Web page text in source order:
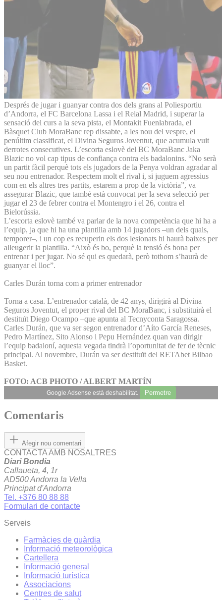
Després de jugar i guanyar contra dos dels grans al Poliesportiu
d’Andorra, el FC Barcelona Lassa i el Reial Madrid, i superar la
sensació del curs a la seva pista, el Montakit Fuenlabrada, el
Bàsquet Club MoraBanc rep dissabte, a les nou del vespre, el
penúltim classificat, el Divina Seguros Joventut, que acumula vuit
derrotes consecutives. L’escorta eslovè del BC MoraBanc Jaka
Blazic no vol cap tipus de confiança contra els badalonins. “No serà
un partit fàcil perquè tots els jugadors de la Penya voldran agradar al
seu nou entrenador. Respectem molt el rival i, si juguem agressius
com en els altres tres partits, estarem a prop de la victòria”, va
assegurar Blazic, que també està convocat per la seva selecció per
jugar el 23 de febrer contra el Montengro i el 26, contra el
Bielorússia.
L’escorta eslovè també va parlar de la nova competència que hi ha a
l’equip, ja que hi ha una plantilla amb 14 jugadors –un dels quals,
temporer–, i un cop es recuperin els dos lesionats hi haurà baixes per
alleugerir la plantilla. “Això és bo, perquè la tensió és bona per
entrenar i per jugar. No sé qui es quedarà, però tothom s’haurà de
guanyar el lloc”.
Carles Durán torna com a primer entrenador
Torna a casa. L’entrenador català, de 42 anys, dirigirà al Divina
Seguros Joventut, el proper rival del BC MoraBanc, i substituirà el
destituït Diego Ocampo –que apunta al Tecnyconta Saragossa.
Carles Durán, que va ser segon entrenador d’Aíto García Reneses,
Pedro Martínez, Sito Alonso i Pepu Hernández quan van dirigir
l’equip badaloní, aquesta vegada tindrà l’oportunitat de fer de tècnic
principal. Al novembre, Durán va ser destituït del RETAbet Bilbao
Basket.
FOTO: ACB PHOTO / ALBERT MARTÍN
Google Adsense està deshabilitat. Permetre
Comentaris
Afegir nou comentari
CONTACTA AMB NOSALTRES
Diari Bondia
Callaueta, 4, 1r
AD500 Andorra la Vella
Principat d'Andorra
Tel. +376 80 88 88
Formulari de contacte
Serveis
Farmàcies de guàrdia
Informació meteorològica
Cartellera
Informació general
Informació turística
Associacions
Centres de salut